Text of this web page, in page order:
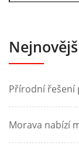
Přírodní řešení
Morava nabízí